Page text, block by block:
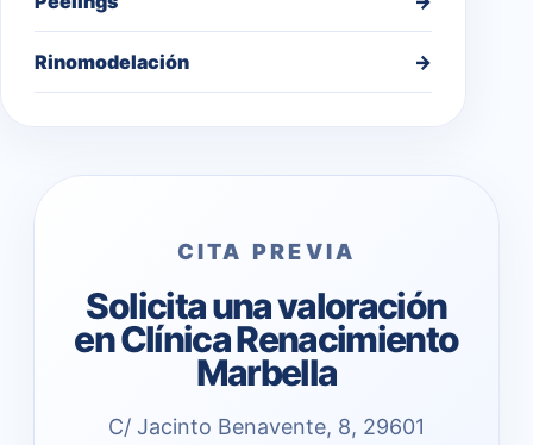
Rinomodelación →
CITA PREVIA
Solicita una valoración
en Clínica Renacimiento
Marbella
C/ Jacinto Benavente, 8, 29601